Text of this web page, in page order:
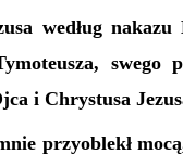
według
swego
i Chrystusa
przyoblekł